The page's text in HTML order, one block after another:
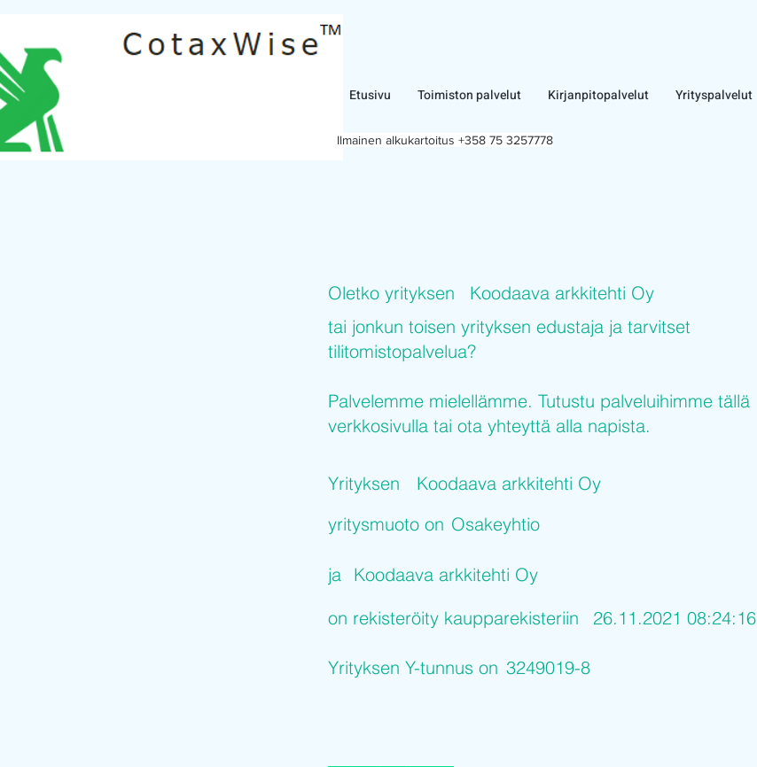
Etusivu Toimiston palvelut Kirjanpitopalvelut Yrityspalvelut
Ilmainen alkukartoitus +358 75 3257778
Oletko yrityksen
tai jonkun toisen yrityksen edustaja ja tarvitset
tilitomistopalvelua?
Palvelemme mielellämme. Tutustu palveluihimme tällä
verkkosivulla tai ota yhteyttä alla napista.
Yrityksen
Osakeyhtio
yritysmuoto on
ja Koodaava arkkitehti Oy
on rekisteröity kaupparekisteriin
26.11.2021 08:24:16
Yrityksen Y-tunnus on 3249019-8
Koodaava arkkitehti Oy
Koodaava arkkitehti Oy